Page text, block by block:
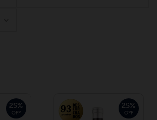
25%
OFF
25%
OFF